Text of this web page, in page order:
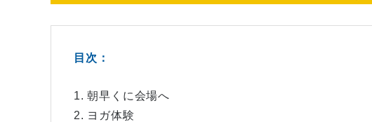
目次：
1. 朝早くに会場へ
2. ヨガ体験